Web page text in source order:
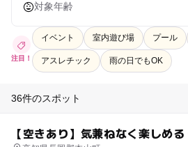
対象年齢
注目！
イベント 室内遊び場 プール
アスレチック 雨の日でもOK
36件のスポット
【空きあり】気兼ねなく楽しめ